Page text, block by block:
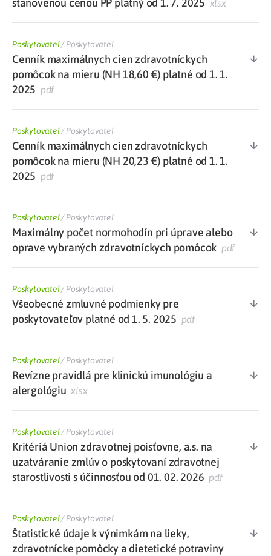
stanovenou cenou PP platný od 1. 7. 2025 xlsx
Poskytovateľ/Poskytovateľ
Cenník maximálnych cien zdravotníckych
pomôcok na mieru (NH 18,60 €) platné od 1. 1.
2025 pdf
Poskytovateľ/Poskytovateľ
Cenník maximálnych cien zdravotníckych
pomôcok na mieru (NH 20,23 €) platné od 1. 1.
2025 pdf
Poskytovateľ/Poskytovateľ
Maximálny počet normohodín pri úprave alebo
oprave vybraných zdravotníckych pomôcok pdf
Poskytovateľ/Poskytovateľ
Všeobecné zmluvné podmienky pre
poskytovateľov platné od 1. 5. 2025 pdf
Poskytovateľ/Poskytovateľ
Revízne pravidlá pre klinickú imunológiu a
alergológiu xlsx
Poskytovateľ/Poskytovateľ
Kritériá Union zdravotnej poisťovne, a.s. na
uzatváranie zmlúv o poskytovaní zdravotnej
starostlivosti s účinnosťou od 01. 02. 2026 pdf
Poskytovateľ/Poskytovateľ
Štatistické údaje k výnimkám na lieky,
zdravotnícke pomôcky a dietetické potraviny